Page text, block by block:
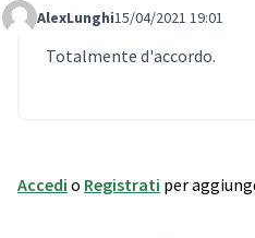
Comment Label
AlexLunghi15/04/2021 19:01
Totalmente d'accordo.
Accedi o Registrati per